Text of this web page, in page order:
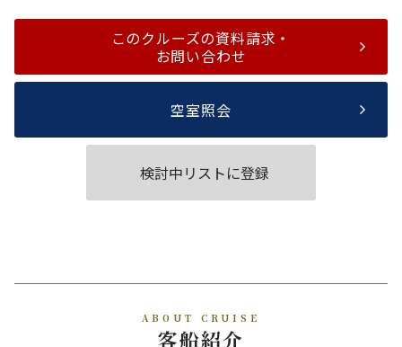
このクルーズの資料請求・
お問い合わせ
空室照会
検討中リストに登録
ABOUT CRUISE
客船紹介